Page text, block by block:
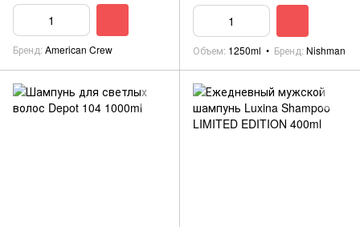
Бренд American Crew Объем 1250ml Бренд Nishman